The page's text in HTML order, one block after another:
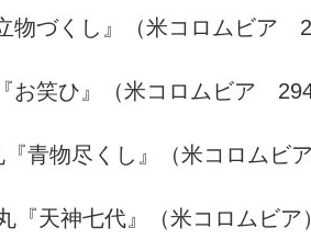
物づくし』（米コロムビア
お笑ひ』（米コロムビア
青物尽くし』（米コロムビア
『天神七代』（米コロムビア）